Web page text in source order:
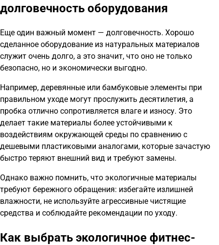
долговечность оборудования
Еще один важный момент — долговечность. Хорошо
сделанное оборудование из натуральных материалов
служит очень долго, а это значит, что оно не только
безопасно, но и экономически выгодно.
Например, деревянные или бамбуковые элементы при
правильном уходе могут прослужить десятилетия, а
пробка отлично сопротивляется влаге и износу. Это
делает такие материалы более устойчивыми к
воздействиям окружающей среды по сравнению с
дешевыми пластиковыми аналогами, которые зачастую
быстро теряют внешний вид и требуют замены.
Однако важно помнить, что экологичные материалы
требуют бережного обращения: избегайте излишней
влажности, не используйте агрессивные чистящие
средства и соблюдайте рекомендации по уходу.
Как выбрать экологичное фитнес-